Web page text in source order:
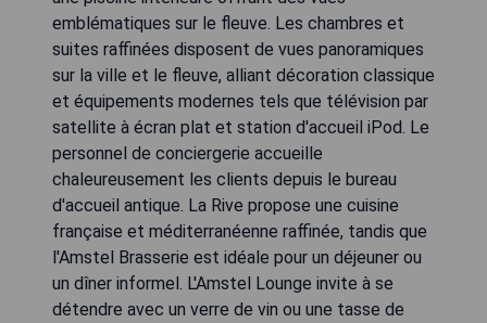
emblématiques sur le fleuve. Les chambres et
suites raffinées disposent de vues panoramiques
sur la ville et le fleuve, alliant décoration classique
et équipements modernes tels que télévision par
satellite à écran plat et station d'accueil iPod. Le
personnel de conciergerie accueille
chaleureusement les clients depuis le bureau
d'accueil antique. La Rive propose une cuisine
française et méditerranéenne raffinée, tandis que
l'Amstel Brasserie est idéale pour un déjeuner ou
un dîner informel. L'Amstel Lounge invite à se
détendre avec un verre de vin ou une tasse de